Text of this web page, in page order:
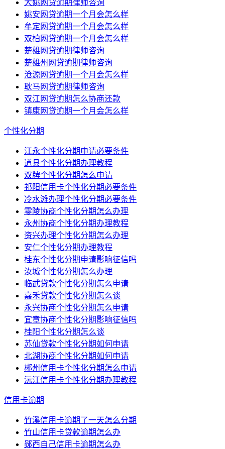
大姚网贷逾期律师咨询
姚安网贷逾期一个月会怎么样
牟定网贷逾期一个月会怎么样
双柏网贷逾期一个月会怎么样
楚雄网贷逾期律师咨询
楚雄州网贷逾期律师咨询
沧源网贷逾期一个月会怎么样
耿马网贷逾期律师咨询
双江网贷逾期怎么协商还款
镇康网贷逾期一个月会怎么样
个性化分期
江永个性化分期申请必要条件
道县个性化分期办理教程
双牌个性化分期怎么申请
祁阳信用卡个性化分期必要条件
冷水滩办理个性化分期必要条件
零陵协商个性化分期怎么办理
永州协商个性化分期办理教程
资兴办理个性化分期怎么办理
安仁个性化分期办理教程
桂东个性化分期申请影响征信吗
汝城个性化分期怎么办理
临武贷款个性化分期怎么申请
嘉禾贷款个性化分期怎么谈
永兴协商个性化分期怎么申请
宜章协商个性化分期影响征信吗
桂阳个性化分期怎么谈
苏仙贷款个性化分期如何申请
北湖协商个性化分期如何申请
郴州信用卡个性化分期怎么申请
沅江信用卡个性化分期办理教程
信用卡逾期
竹溪信用卡逾期了一天怎么分期
竹山信用卡贷款逾期怎么办
郧西自己信用卡逾期怎么办